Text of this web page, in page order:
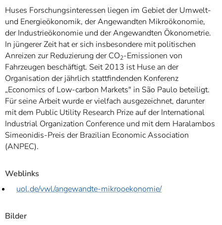
Huses Forschungsinteressen liegen im Gebiet der Umwelt-
und Energieökonomik, der Angewandten Mikroökonomie,
der Industrieökonomie und der Angewandten Ökonometrie.
In jüngerer Zeit hat er sich insbesondere mit politischen
Anreizen zur Reduzierung der CO2-Emissionen von
Fahrzeugen beschäftigt. Seit 2013 ist Huse an der
Organisation der jährlich stattfindenden Konferenz
„Economics of Low-carbon Markets" in São Paulo beteiligt.
Für seine Arbeit wurde er vielfach ausgezeichnet, darunter
mit dem Public Utility Research Prize auf der International
Industrial Organization Conference und mit dem Haralambos
Simeonidis-Preis der Brazilian Economic Association
(ANPEC).
Weblinks
uol.de/vwl/angewandte-mikrooekonomie/
Bilder